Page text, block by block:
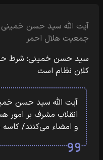
آیت الله سید حسن خمینی
جمعیت هلال احمر
سید حسن خمینی: شرط
کلان نظام است
آیت الله سید حسن
انقلاب مشرف بر امور
و امضاء می‌کنند/ کاسه